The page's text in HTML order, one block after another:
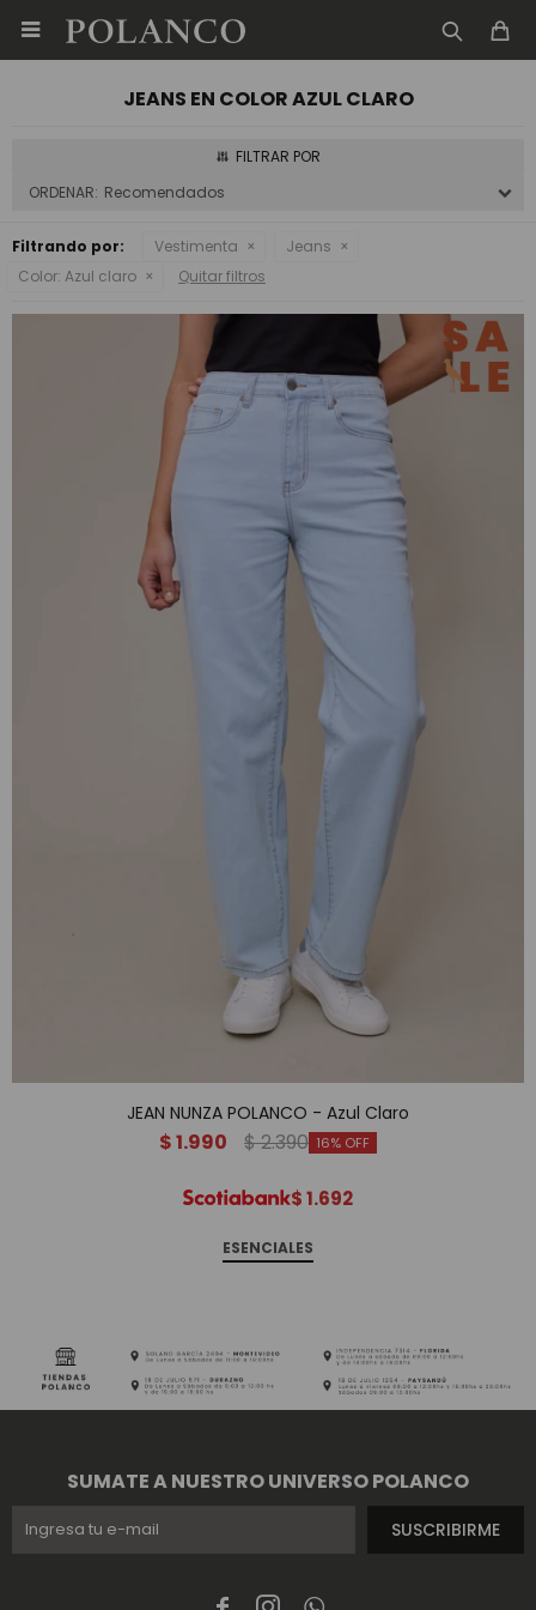

JEANS EN COLOR AZUL CLARO
Recomendados
Filtrando por: Vestimenta
Jeans
Color: Azul claro Quitar filtros
JEAN NUNZA POLANCO - Azul Claro
$1.990 $2.390 16
$1.692
ESENCIALES
SUMATE A NUESTRO UNIVERSO POLANCO
SUSCRIBIRME